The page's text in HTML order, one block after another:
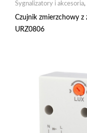
Sygnalizatory i akcesoria,
Czujnik zmierzchowy
URZ0806